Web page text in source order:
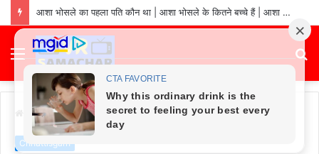
asha bhosle ki sampatti kitni hai: asha bhosle net worth in 2026 | asha bhosle ke pass kitna paisa hai
Menu
Home/Chhattisgarh
Chhattisgarh